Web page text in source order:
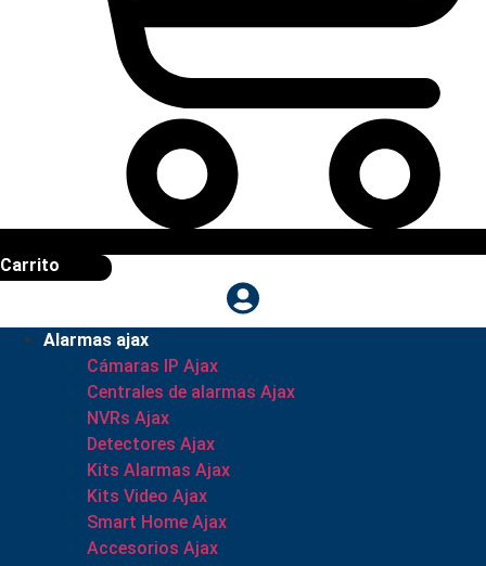
Carrito
Alarmas ajax
Cámaras IP Ajax
Centrales de alarmas Ajax
NVRs Ajax
Detectores Ajax
Kits Alarmas Ajax
Kits Video Ajax
Smart Home Ajax
Accesorios Ajax